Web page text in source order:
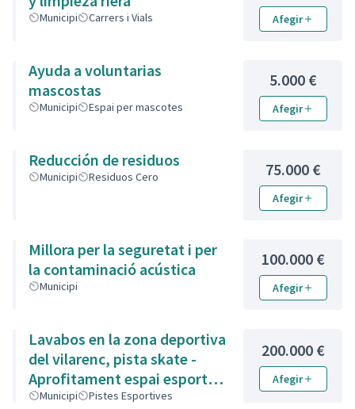
Municipi Carrers i Vials Afegir
Ayuda a voluntarias
mascostas
Municipi Espai per mascotes
5.000 €
Afegir
Reducción de residuos
Municipi Residuos Cero 75.000 €
Afegir
Millora per la seguretat i per
la contaminació acústica
Municipi
100.000 €
Afegir
Lavabos en la zona deportiva
del vilarenc, pista skate -
Aprofitament espai esportiu
Parc Vilarenc
Municipi Pistes Esportives
200.000 €
Afegir